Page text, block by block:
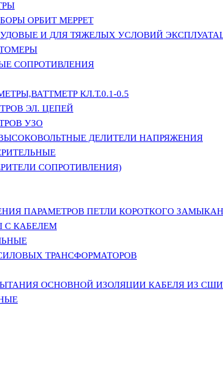
ОРБИТ МЕРРЕТ
И ДЛЯ ТЯЖЕЛЫХ УСЛОВИЙ
СОПРОТИВЛЕНИЯ
КЛ.Т.0.1-0.5
ЭЛ. ЦЕПЕЙ
УЗО
ДЕЛИТЕЛИ НАПРЯЖЕНИЯ
СОПРОТИВЛЕНИЯ)
ПАРАМЕТРОВ ПЕТЛИ КОРОТКОГО
С КАБЕЛЕМ
ТРАНСФОРМАТОРОВ
ОСНОВНОЙ ИЗОЛЯЦИИ КАБЕЛЯ ИЗ